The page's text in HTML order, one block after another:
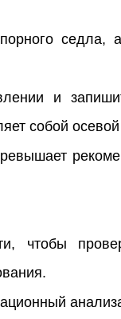
и
собой осевой
чтобы